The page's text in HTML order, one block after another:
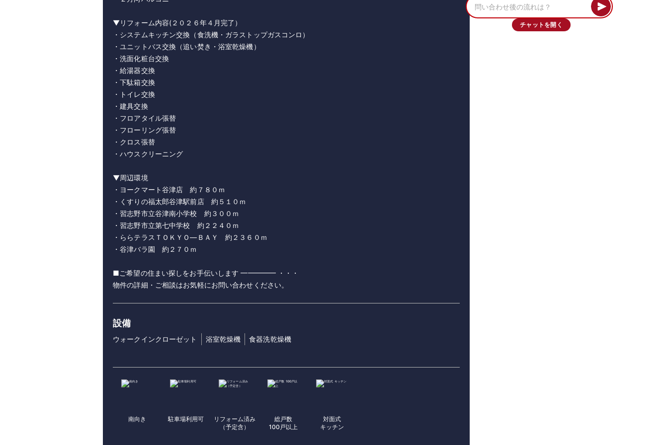
▼リフォーム内容(２０２６年４月完了）
・システムキッチン交換（食洗機・ガラストップガスコンロ）
・ユニットバス交換（追い焚き・浴室乾燥機）
・洗面化粧台交換
・給湯器交換
・下駄箱交換
・トイレ交換
・建具交換
・フロアタイル張替
・フローリング張替
・クロス張替
・ハウスクリーニング
▼周辺環境
・ヨークマート谷津店 約７８０ｍ
・くすりの福太郎谷津駅前店 約５１０ｍ
・習志野市立谷津南小学校 約３００ｍ
・習志野市立第七中学校 約２２４０ｍ
・ららテラスＴＯＫＹＯ―ＢＡＹ 約２３６０ｍ
・谷津バラ園 約２７０ｍ
■ご希望の住まい探しをお手伝いします ━━━━━ ・・・
設備
ウォークインクローゼット 浴室乾燥機 食器洗乾燥機
南向き 駐車場利用可
リフォーム済み
（予定含）
総戸数
100戸以上
対面式
キッチン
チャットを開く